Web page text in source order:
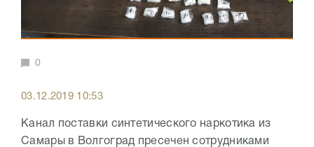
0
03.12.2019 10:53
Канал поставки синтетического наркотика из
Самары в Волгоград пресечен сотрудниками